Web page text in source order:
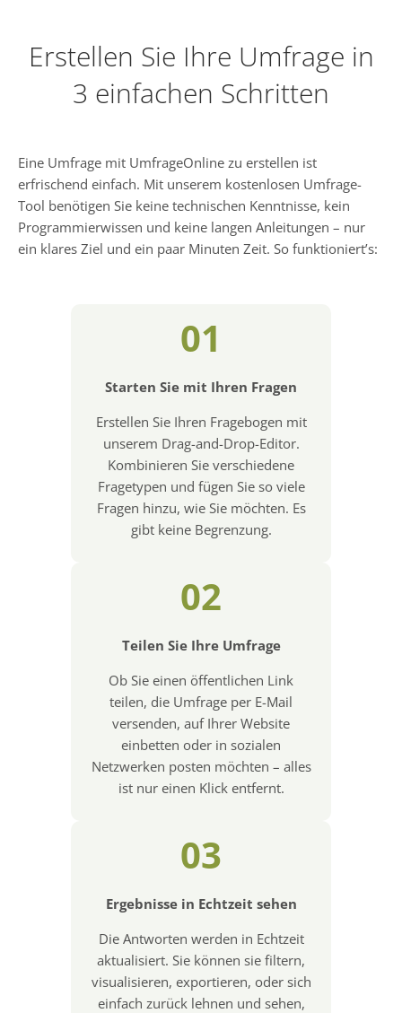
Erstellen Sie Ihre Umfrage in
3 einfachen Schritten
Eine Umfrage mit UmfrageOnline zu erstellen ist
erfrischend einfach. Mit unserem kostenlosen Umfrage-
Tool benötigen Sie keine technischen Kenntnisse, kein
Programmierwissen und keine langen Anleitungen – nur
ein klares Ziel und ein paar Minuten Zeit. So funktioniert’s:
01
Starten Sie mit Ihren Fragen
Erstellen Sie Ihren Fragebogen mit
unserem Drag-and-Drop-Editor.
Kombinieren Sie verschiedene
Fragetypen und fügen Sie so viele
Fragen hinzu, wie Sie möchten. Es
gibt keine Begrenzung.
02
Teilen Sie Ihre Umfrage
Ob Sie einen öffentlichen Link
teilen, die Umfrage per E-Mail
versenden, auf Ihrer Website
einbetten oder in sozialen
Netzwerken posten möchten – alles
ist nur einen Klick entfernt.
03
Ergebnisse in Echtzeit sehen
Die Antworten werden in Echtzeit
aktualisiert. Sie können sie filtern,
visualisieren, exportieren, oder sich
einfach zurück lehnen und sehen,